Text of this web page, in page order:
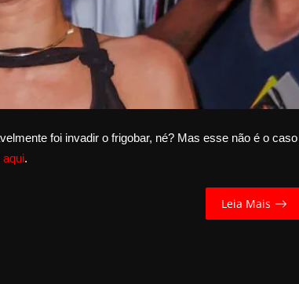
foi invadir o frigobar, né? Mas esse não é o caso
aqui.
Leia Mais